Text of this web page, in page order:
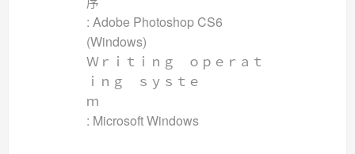
: Adobe Photoshop CS6
(Windows)
Ｗｒｉｔｉｎｇ ｏｐｅｒａｔ
ｉｎｇ ｓｙｓｔｅ
ｍ
: Microsoft Windows